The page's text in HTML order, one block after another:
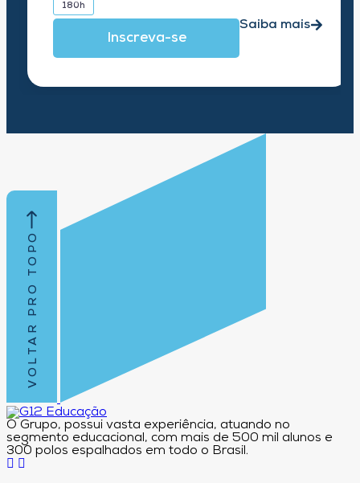
180h
Inscreva-se
Saiba mais
VOLTAR PRO TOPO
O Grupo, possui vasta experiência, atuando no
segmento educacional, com mais de 500 mil alunos e
300 polos espalhados em todo o Brasil.